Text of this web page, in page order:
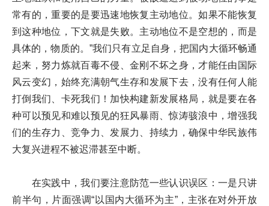
常有的，重要的是要迅速地恢复主动地位。如果不能恢复
到这种地位，下文就是失败。主动地位不是空想的，而是
具体的，物质的。”我们只有立足自身，把国内大循环畅通
起来，努力炼就百毒不侵、金刚不坏之身，才能任由国际
风云变幻，始终充满朝气生存和发展下去，没有任何人能
打倒我们、卡死我们！加快构建新发展格局，就是要在各
种可以预见和难以预见的狂风暴雨、惊涛骇浪中，增强我
们的生存力、竞争力、发展力、持续力，确保中华民族伟
大复兴进程不被迟滞甚至中断。
在实践中，我们要注意防范一些认识误区：一是只讲
前半句，片面强调“以国内大循环为主”，主张在对外开放